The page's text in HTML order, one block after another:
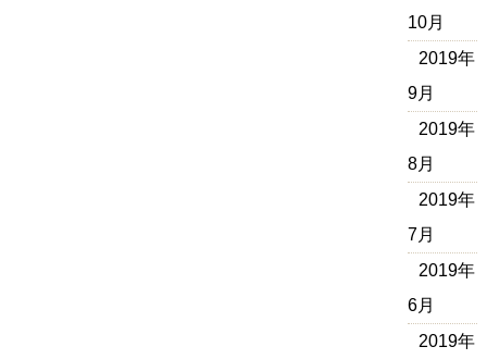
10月
2019年
9月
2019年
8月
2019年
7月
2019年
6月
2019年